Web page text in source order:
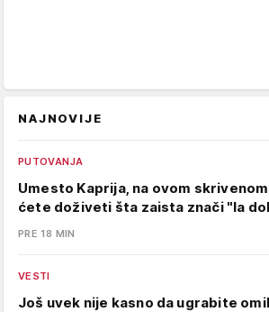
NAJNOVIJE
PUTOVANJA
Umesto Kaprija, na ovom
ćete doživeti šta zaista znači "la
PRE 18 MIN
VESTI
Još uvek nije kasno da ugrabite